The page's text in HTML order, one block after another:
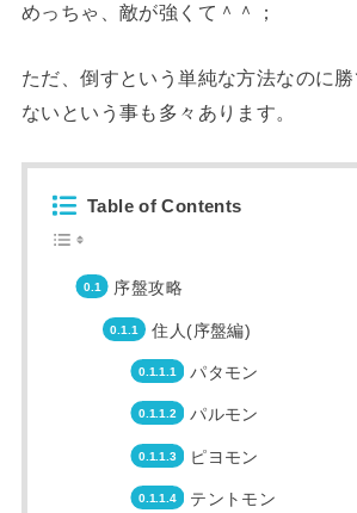
めっちゃ、敵が強くて＾＾；
ただ、倒すという単純な方法なのに
ないという事も多々あります。
Table of Contents
序盤攻略
住人(序盤編)
パタモン
パルモン
ピヨモン
テントモン